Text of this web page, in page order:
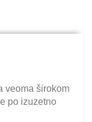
veoma širokom
po izuzetno